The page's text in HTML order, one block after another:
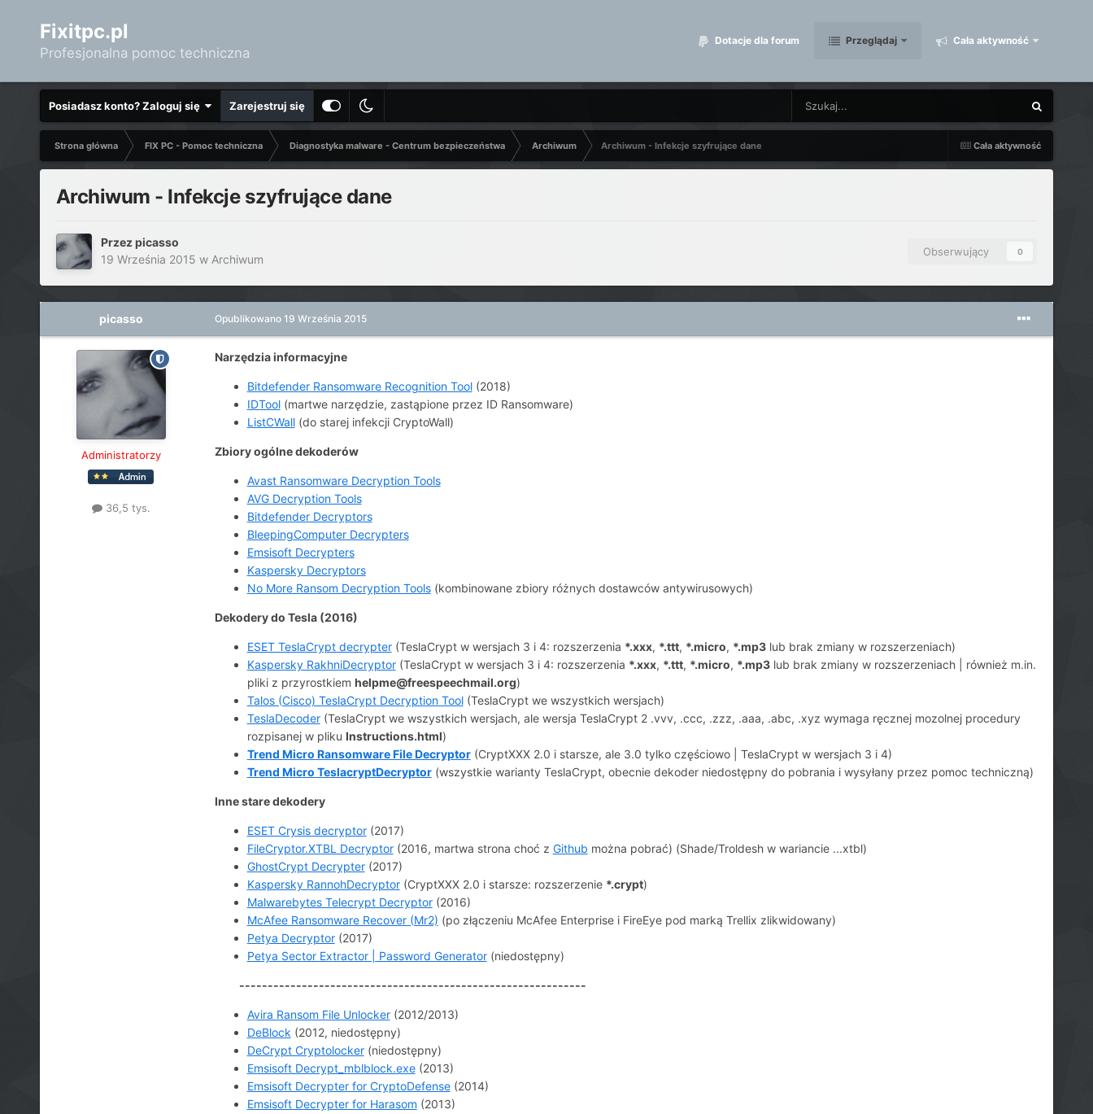
Fixitpc.pl
Profesjonalna pomoc techniczna
Dotacje dla forum Przeglądaj Cała aktywność
Posiadasz konto? Zaloguj się Zarejestruj się
Cała aktywność
Strona główna FIX PC - Pomoc techniczna Diagnostyka malware - Centrum bezpieczeństwa Archiwum Archiwum - Infekcje szyfrujące dane
Archiwum - Infekcje szyfrujące dane
Przezpicasso
19 Września 2015 w Archiwum
Obserwujący 0
picasso
Administratorzy
36,5 tys.
Opublikowano 19 Września 2015
Narzędzia informacyjne
Bitdefender Ransomware Recognition Tool(2018)
IDTool(martwe narzędzie, zastąpione przez ID Ransomware)
ListCWall(do starej infekcji CryptoWall)
Zbiory ogólne dekoderów
Avast Ransomware Decryption Tools
AVG Decryption Tools
Bitdefender Decryptors
BleepingComputer Decrypters
Emsisoft Decrypters
Kaspersky Decryptors
No More Ransom Decryption Tools(kombinowane zbiory różnych dostawców antywirusowych)
Dekodery do Tesla (2016)
ESET TeslaCrypt decrypter(TeslaCrypt w wersjach 3 i 4: rozszerzenia *.xxx, *.ttt, *.micro, *.mp3lub brak zmiany w rozszerzeniach)
Kaspersky RakhniDecryptor(TeslaCrypt w wersjach 3 i 4: rozszerzenia *.xxx, *.ttt, *.micro, *.mp3lub brak zmiany w rozszerzeniach | również m.in.
pliki z przyrostkiem helpme@freespeechmail.org)
Talos (Cisco) TeslaCrypt Decryption Tool(TeslaCrypt we wszystkich wersjach)
TeslaDecoder(TeslaCrypt we wszystkich wersjach, ale wersja TeslaCrypt 2 .vvv, .ccc, .zzz, .aaa, .abc, .xyz wymaga ręcznej mozolnej procedury
rozpisanej w pliku Instructions.html)
Trend Micro Ransomware File Decryptor(CryptXXX 2.0 i starsze, ale 3.0 tylko częściowo | TeslaCrypt w wersjach 3 i 4)
Trend Micro TeslacryptDecryptor(wszystkie warianty TeslaCrypt, obecnie dekoder niedostępny do pobrania i wysyłany przez pomoc techniczną)
Inne stare dekodery
ESET Crysis decryptor(2017)
FileCryptor.XTBL Decryptor(2016, martwa strona choć z Github można pobrać) (Shade/Troldesh w wariancie ...xtbl)
GhostCrypt Decrypter(2017)
Kaspersky RannohDecryptor(CryptXXX 2.0 i starsze: rozszerzenie *.crypt)
Malwarebytes Telecrypt Decryptor(2016)
McAfee Ransomware Recover (Mr2) (po złączeniu McAfee Enterprise i FireEye pod marką Trellix zlikwidowany)
Petya Decryptor(2017)
Petya Sector Extractor | Password Generator(niedostępny)
-------------------------------------------------------------
Avira Ransom File Unlocker(2012/2013)
DeBlock (2012, niedostępny)
DeCrypt Cryptolocker(niedostępny)
Emsisoft Decrypt_mblblock.exe(2013)
Emsisoft Decrypter for CryptoDefense(2014)
Emsisoft Decrypter for Harasom (2013)